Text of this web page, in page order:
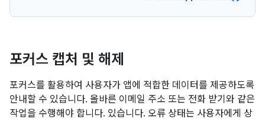
포커스 캡처 및 해제
포커스를 활용하여 사용자가 앱에 적합한 데이터를 제공하도록
안내할 수 있습니다. 올바른 이메일 주소 또는 전화 받기와 같은
작업을 수행해야 합니다. 있습니다. 오류 상태는 사용자에게 상